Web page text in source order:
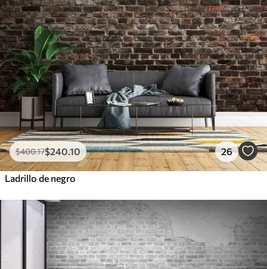
$400.17$240.10 26
Ladrillo de negro